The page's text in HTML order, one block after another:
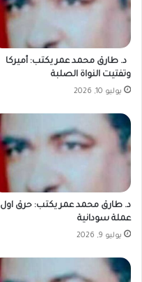
د. طارق محمد عمر يكتب: أميركا
وتفتيت النواة الصلبة
يوليو 10, 2026
د. طارق محمد عمر يكتب: حرق اول
عملة سودانية
يوليو 9, 2026